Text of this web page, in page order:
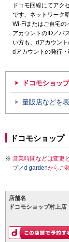
ドコモ回線にてアク
です。ネットワーク
Wi-Fiまたはご自宅の
アカウントのID／パ
い方も、dアカウント
dアカウントの発行・
ドコモショッ
量販店などを
ドコモショップ
営業時間などは変更
プ／d gardenからご
店舗名
ドコモショップ村上店